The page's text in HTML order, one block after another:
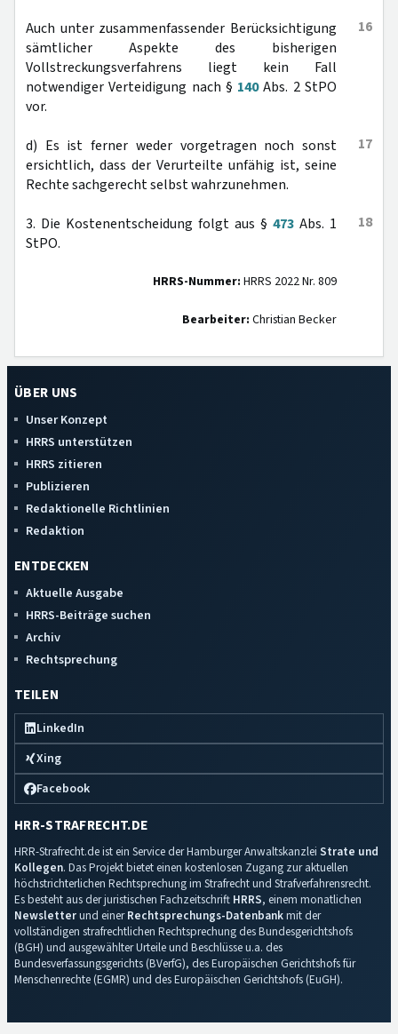
16
Auch unter zusammenfassender Berücksichtigung
sämtlicher Aspekte des bisherigen
Vollstreckungsverfahrens liegt kein Fall
notwendiger Verteidigung nach § 140Abs. 2 StPO
vor.
17
d) Es ist ferner weder vorgetragen noch sonst
ersichtlich, dass der Verurteilte unfähig ist, seine
Rechte sachgerecht selbst wahrzunehmen.
18
3. Die Kostenentscheidung folgt aus § 473 Abs. 1
StPO.
HRRS-Nummer: HRRS 2022 Nr. 809
Bearbeiter: Christian Becker
ÜBER UNS
Unser Konzept
HRRS unterstützen
HRRS zitieren
Publizieren
Redaktionelle Richtlinien
Redaktion
ENTDECKEN
Aktuelle Ausgabe
HRRS-Beiträge suchen
Archiv
Rechtsprechung
TEILEN
LinkedIn
Xing
Facebook
HRR-STRAFRECHT.DE
HRR-Strafrecht.de ist ein Service der Hamburger Anwaltskanzlei Strate und
Kollegen. Das Projekt bietet einen kostenlosen Zugang zur aktuellen
höchstrichterlichen Rechtsprechung im Strafrecht und Strafverfahrensrecht.
Es besteht aus der juristischen Fachzeitschrift HRRS, einem monatlichen
Newsletterund einerRechtsprechungs-Datenbankmit der
vollständigen strafrechtlichen Rechtsprechung des Bundesgerichtshofs
(BGH) und ausgewählter Urteile und Beschlüsse u.a. des
Bundesverfassungsgerichts (BVerfG), des Europäischen Gerichtshofs für
Menschenrechte (EGMR) und des Europäischen Gerichtshofs (EuGH).